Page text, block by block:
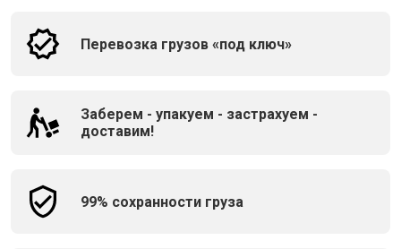
Перевозка грузов «под ключ»
Заберем - упакуем - застрахуем -
доставим!
99% сохранности груза